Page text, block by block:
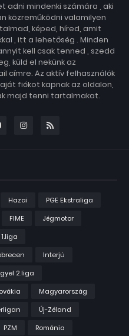
adni mindenki számára , aki
közreműködni valamilyen
képed, híred, amit
, itt a lehetőség . Minden
kell csak tenned , szedd
küld el nekünk az
címre. Az aktív felhasználók
fiókot kapnak az oldalon,
majd tenni tartalmakat.
Hazai
PGE Ekstraliga
FIME
Jégmotor
Interjú
2.liga
Magyarország
Új-Zéland
PZM
Románia